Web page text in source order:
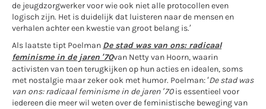
de jeugdzorgwerker voor wie ook niet alle protocollen even
logisch zijn. Het is duidelijk dat luisteren naar de mensen en
verhalen achter een kwestie van groot belang is.’
Als laatste tipt Poelman De stad was van ons: radicaal
feminisme in de jaren ’70van Netty van Hoorn, waarin
activisten van toen terugkijken op hun acties en idealen, soms
met nostalgie maar zeker ook met humor. Poelman: ‘De stad was
van ons: radicaal feminisme in de jaren ’70is essentieel voor
iedereen die meer wil weten over de feministische beweging van